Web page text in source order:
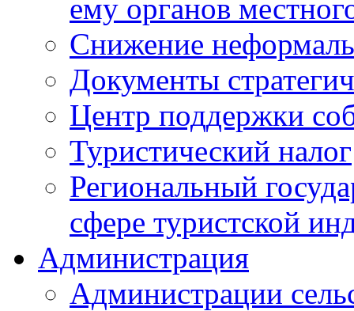
ему органов
Снижение
Документы
Центр поддержки
Туристический налог
Региональный
сфере туристской
Администрация
Администрации